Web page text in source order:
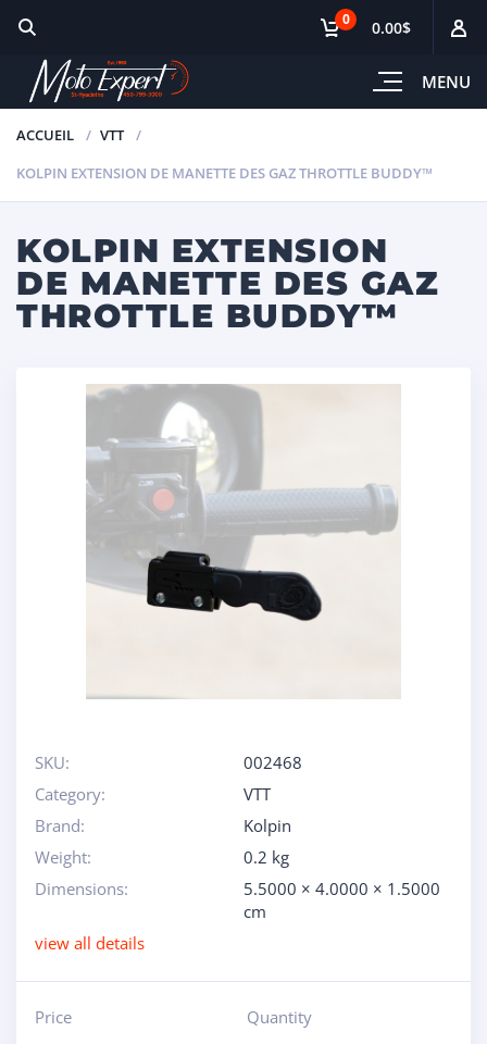
MENU
0 0.00$
ACCUEIL
VTT
KOLPIN EXTENSION DE MANETTE DES GAZ THROTTLE BUDDY™
KOLPIN EXTENSION
DE MANETTE DES GAZ
THROTTLE BUDDY™
SKU:
002468
Category:
VTT
Brand:
Kolpin
Weight:
0.2 kg
Dimensions:
5.5000 × 4.0000 × 1.5000
cm
view all details
Price
Quantity